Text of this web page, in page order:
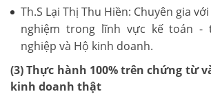
Th.S Lại Thị Thu Hiền: Chuyên gia
nghiệm trong lĩnh vực kế toán -
nghiệp và Hộ kinh doanh.
(3) Thực hành 100% trên chứng từ
kinh doanh thật